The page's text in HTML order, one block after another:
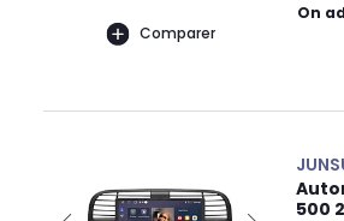
Comparer
On
500